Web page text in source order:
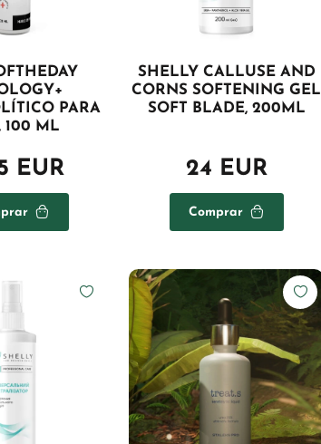
PARA
100 ML
EUR
SHELLY CALLUSE AND
CORNS SOFTENING GEL
SOFT BLADE, 200ML
24 EUR
Comprar